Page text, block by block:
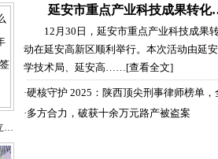
…
延安市重点产业科技成果转
12月30日，延安市重点产业科技成果
动在延安高新区顺利举行。本次活动由延
学技术局、延安高……[查看全文]
·硬核守护 2025：陕西顶尖刑事律师榜单
·多方合力，破获十余万元路产被盗案